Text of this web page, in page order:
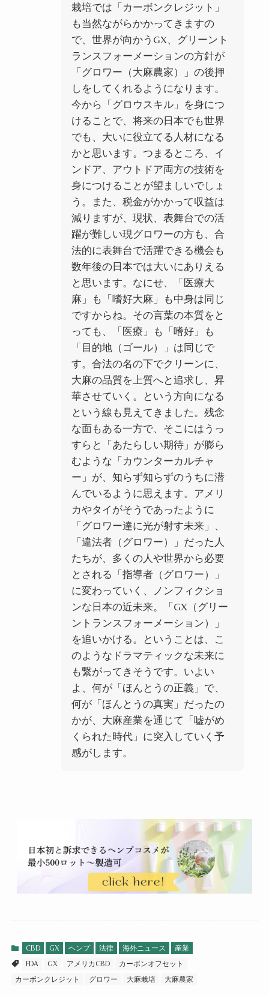
栽培では「カーボンクレジット」
も当然ながらかかってきますの
で、世界が向かうGX、グリーント
ランスフォーメーションの方針が
「グロワー（大麻農家）」の後押
しをしてくれるようになります。
今から「グロウスキル」を身につ
けることで、将来の日本でも世界
でも、大いに役立てる人材になる
かと思います。つまるところ、イ
ンドア、アウトドア両方の技術を
身につけることが望ましいでしょ
う。また、税金がかかって収益は
減りますが、現状、表舞台での活
躍が難しい現グロワーの方も、合
法的に表舞台で活躍できる機会も
数年後の日本では大いにありえる
と思います。なにせ、「医療大
麻」も「嗜好大麻」も中身は同じ
ですからね。その言葉の本質をと
っても、「医療」も「嗜好」も
「目的地（ゴール）」は同じで
す。合法の名の下でクリーンに、
大麻の品質を上質へと追求し、昇
華させていく。という方向になる
という線も見えてきました。残念
な面もある一方で、そこにはうっ
すらと「あたらしい期待」が膨ら
むような「カウンターカルチャ
ー」が、知らず知らずのうちに潜
んでいるように思えます。アメリ
カやタイがそうであったように
「グロワー達に光が射す未来」、
「違法者（グロワー）」だった人
たちが、多くの人や世界から必要
とされる「指導者（グロワー）」
に変わっていく、ノンフィクショ
ンな日本の近未来。「GX（グリー
ントランスフォーメーション）」
を追いかける。ということは、こ
のようなドラマティックな未来に
も繋がってきそうです。いよい
よ、何が「ほんとうの正義」で、
何が「ほんとうの真実」だったの
かが、大麻産業を通じて「嘘がめ
くられた時代」に突入していく予
感がします。
CBD GX ヘンプ 法律 海外ニュース
産業
FDA
GX アメリカCBD
カーボンオフセット
カーボンクレジット
グロワー 大麻栽培 大麻農家